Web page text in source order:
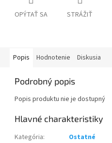
OPÝTAŤ SA STRÁŽIŤ
Popis Hodnotenie Diskusia
Podrobný popis
Popis produktu nie je dostupný
Kategória:
Ostatné